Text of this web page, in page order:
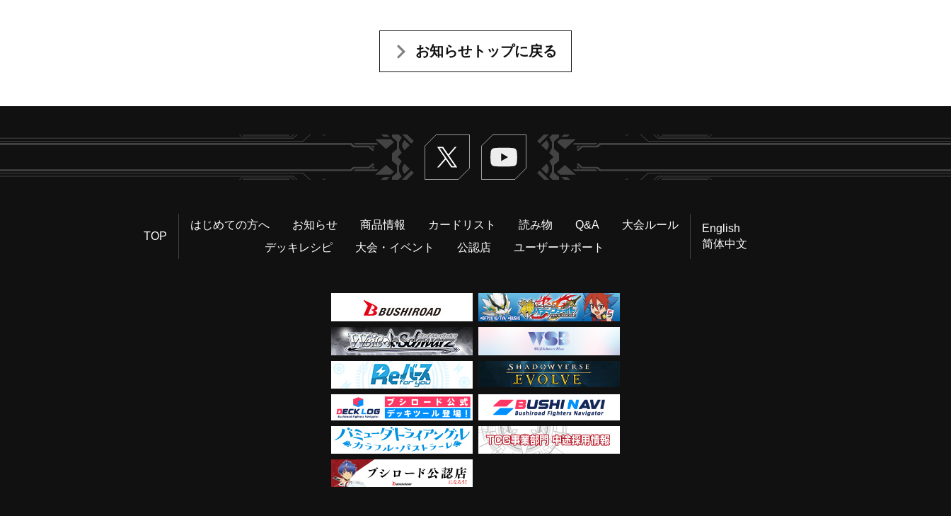
お知らせトップに戻る
Twitter ヴァンガードch
TOP
はじめての方へ お知らせ 商品情報 カードリスト 読み物 Q&A
大会ルール
デッキレシピ
大会・イベント 公認店 ユーザーサポート
English
简体中文